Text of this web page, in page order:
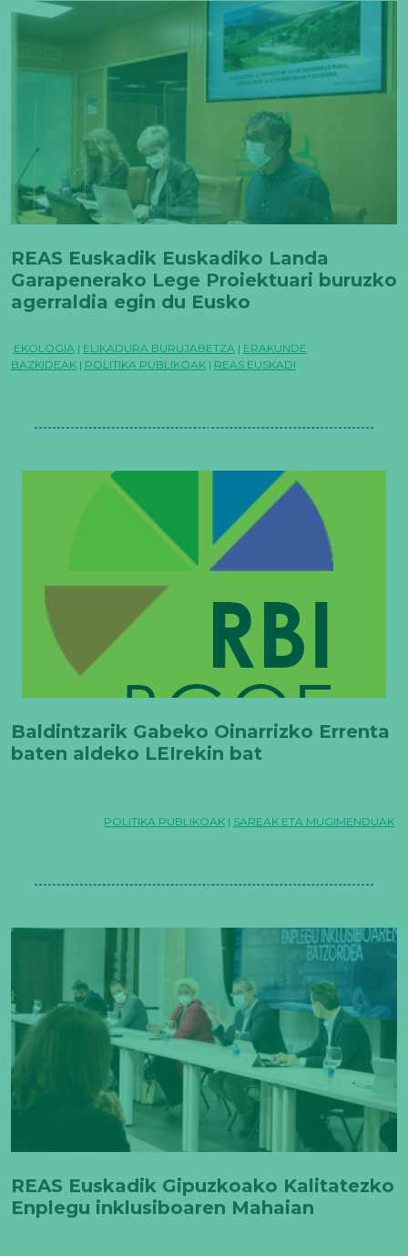
REAS Euskadik Euskadiko Landa
Garapenerako Lege Proiektuari buruzko
agerraldia egin du Eusko
EKOLOGIA | ELIKADURA BURUJABETZA | ERAKUNDE
BAZKIDEAK | POLITIKA PUBLIKOAK | REAS EUSKADI
Baldintzarik Gabeko Oinarrizko Errenta
baten aldeko LEIrekin bat
POLITIKA PUBLIKOAK | SAREAK ETA MUGIMENDUAK
REAS Euskadik Gipuzkoako Kalitatezko
Enplegu inklusiboaren Mahaian